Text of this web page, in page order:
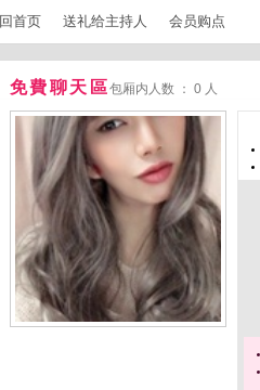
回首页 送礼给主持人 会员购点
免費聊天區包厢内人数 ： 0 人